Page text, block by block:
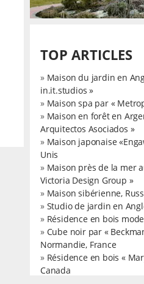
TOP ARTICLES
» Maison du jardin en
in.it.studios »
» Maison spa par «
» Maison en forêt en
Arquitectos Asociados »
» Maison japonaise
Unis
» Maison près de la mer
Victoria Design Group »
» Maison sibérienne,
» Studio de jardin en
» Résidence en bois
» Cube noir par «
Normandie, France
» Résidence en bois «
Canada